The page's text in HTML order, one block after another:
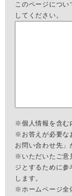
このページについ
してください。
※個人情報を含む
※お答えが必要な
お問い合わせ先」
※いただいたご意
ジとするために
します。
※ホームページ全